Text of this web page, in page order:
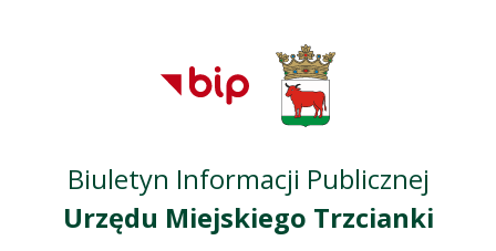
Przejdź do
głównego menu
Przejdź do treści
Przejdź do mapy
serwisu
Biuletyn Informacji Publicznej
Urzędu Miejskiego Trzcianki